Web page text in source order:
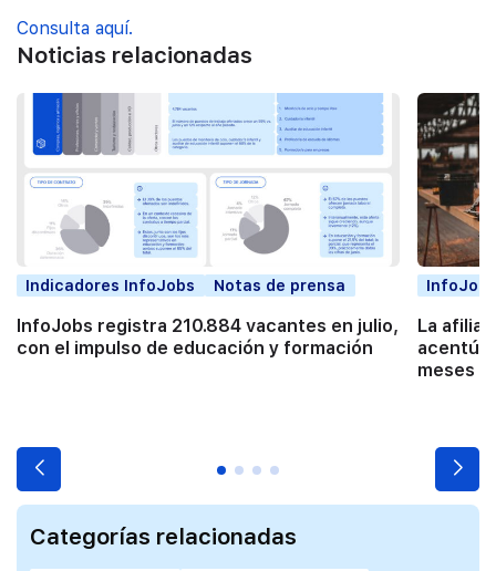
Consulta aquí.
Noticias relacionadas
Indicadores InfoJobs Notas de prensa
InfoJobs registra 210.884 vacantes en julio,
con el impulso de educación y formación
La
acentúa
meses
Categorías relacionadas